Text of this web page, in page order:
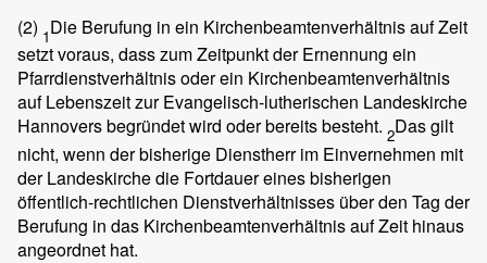
(2) 1Die Berufung in ein Kirchenbeamtenverhältnis auf Zeit
setzt voraus, dass zum Zeitpunkt der Ernennung ein
Pfarrdienstverhältnis oder ein Kirchenbeamtenverhältnis
auf Lebenszeit zur Evangelisch-lutherischen Landeskirche
Hannovers begründet wird oder bereits besteht. 2Das gilt
nicht, wenn der bisherige Dienstherr im Einvernehmen mit
der Landeskirche die Fortdauer eines bisherigen
öffentlich-rechtlichen Dienstverhältnisses über den Tag der
Berufung in das Kirchenbeamtenverhältnis auf Zeit hinaus
angeordnet hat.